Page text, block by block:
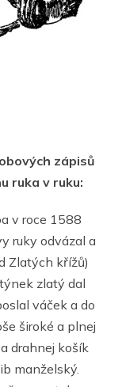
zápisů
ruka v ruku:
v roce 1588
ruky odvázal a
Zlatých křížů)
zlatý dal
váček a do
široké a plnej
drahnej košík
manželský.